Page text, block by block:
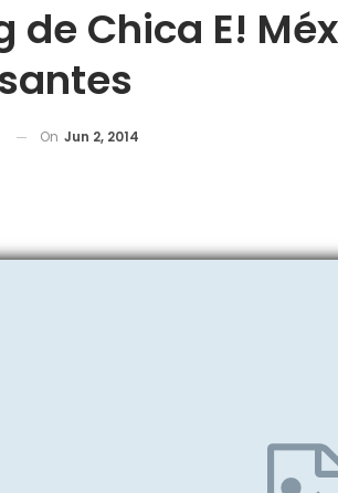
de Chica E!
On Jun 2, 2014